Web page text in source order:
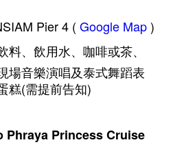
Pier 4 ( Google Map)
料、飲用水、咖啡或茶、
場音樂演唱及泰式舞蹈表
糕(需提前告知)
Phraya Princess Cruise